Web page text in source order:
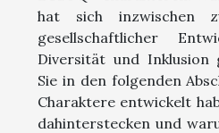
hat sich inzwischen
gesellschaftlicher
Diversität und Inklusion
Sie in den folgenden
Charaktere entwickelt
dahinterstecken und